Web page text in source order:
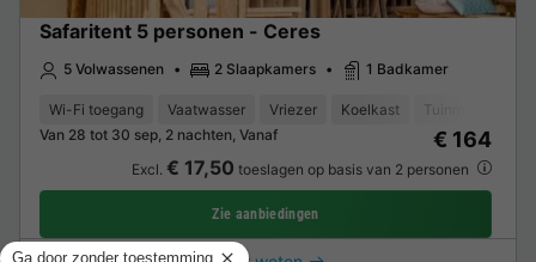
Safaritent 5 personen - Ceres
5 Volwassenen 2 Slaapkamers 1 Badkamer
Wi-Fi toegang Vaatwasser Vriezer Koelkast
Van 28 tot 30 sep, 2 nachten, Vanaf
€ 164
Excl. € 17,50 toeslagen op basis van 2 personen
Zie aanbiedingen